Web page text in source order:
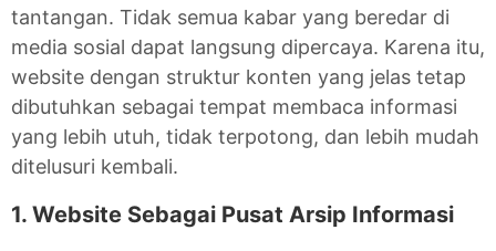
tantangan. Tidak semua kabar yang beredar di
media sosial dapat langsung dipercaya. Karena itu,
website dengan struktur konten yang jelas tetap
dibutuhkan sebagai tempat membaca informasi
yang lebih utuh, tidak terpotong, dan lebih mudah
ditelusuri kembali.
1. Website Sebagai Pusat Arsip Informasi